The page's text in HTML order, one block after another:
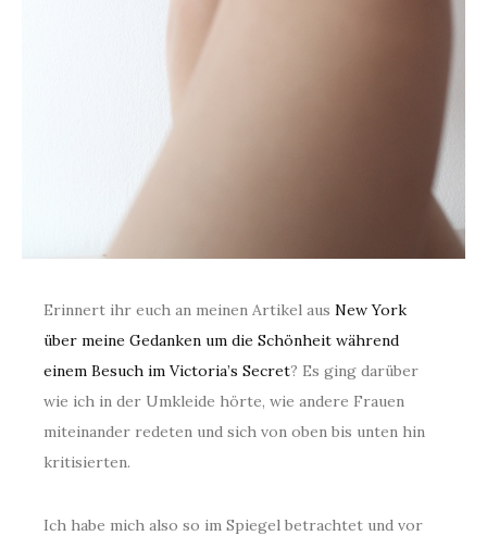
Erinnert ihr euch an meinen Artikel aus New York
über meine Gedanken um die Schönheit während
einem Besuch im Victoria’s Secret? Es ging darüber
wie ich in der Umkleide hörte, wie andere Frauen
miteinander redeten und sich von oben bis unten hin
kritisierten.
Ich habe mich also so im Spiegel betrachtet und vor